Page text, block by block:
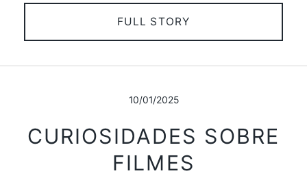
FULL STORY
10/01/2025
CURIOSIDADES SOBRE
FILMES